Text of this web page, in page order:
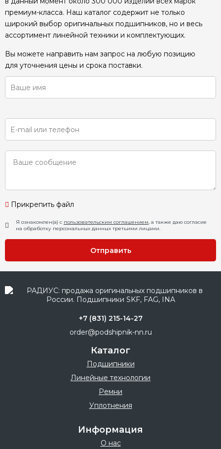
премиум-класса. Наш каталог содержит не только
широкий выбор оригинальных подшипников, но и весь
ассортимент линейной техники и комплектующих.
Вы можете направить нам запрос на любую позицию
для уточнения цены и срока поставки.
Прикрепить файл
Я ознакомлен(а) с пользовательским соглашением, а также даю согласие
на обработку персональных данных третьими лицами.
Отправить
+7 (831) 215-14-27
order@podshipnik-nn.ru
Каталог
Подшипники
Линейные технологии
Ремни
Уплотнения
Информация
О нас